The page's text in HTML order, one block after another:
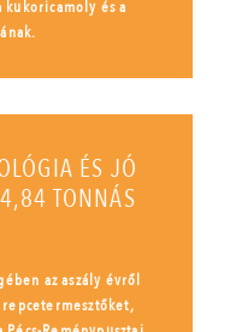
kukoricamoly és a
ÉS JÓ
TONNÁS
az aszály évről